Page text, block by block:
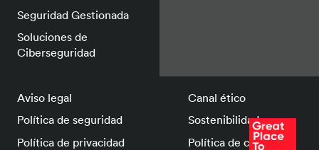
Seguridad Gestionada
Soluciones de
Ciberseguridad
Aviso legal
Política de seguridad
Política de privacidad
Canal ético
Sostenibilidad
Política de cookies